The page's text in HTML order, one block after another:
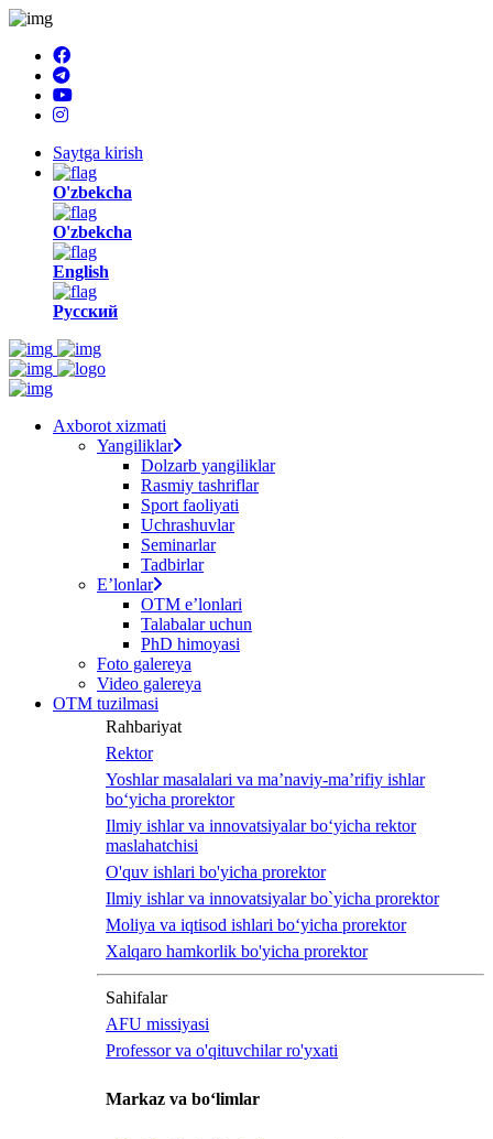
Saytga kirish
O'zbekcha
O'zbekcha
English
Русский
Axborot xizmati
Yangiliklar
Dolzarb yangiliklar
Rasmiy tashriflar
Sport faoliyati
Uchrashuvlar
Seminarlar
Tadbirlar
Eʼlonlar
OTM eʼlonlari
Talabalar uchun
PhD himoyasi
Foto galereya
Video galereya
OTM tuzilmasi
Rahbariyat
Rektor
Yoshlar masalalari va ma’naviy-ma’rifiy ishlar
bo‘yicha prorektor
Ilmiy ishlar va innovatsiyalar bo‘yicha rektor
maslahatchisi
O'quv ishlari bo'yicha prorektor
Ilmiy ishlar va innovatsiyalar bo`yicha prorektor
Moliya va iqtisod ishlari bo‘yicha prorektor
Xalqaro hamkorlik bo'yicha prorektor
Sahifalar
AFU missiyasi
Professor va o'qituvchilar ro'yxati
Markaz va bo‘limlar